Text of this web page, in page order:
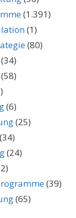
(1.391)
(1)
(80)
(34)
(58)
(6)
(25)
(34)
(24)
(39)
(65)